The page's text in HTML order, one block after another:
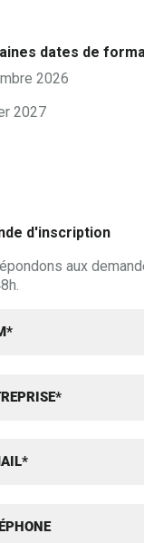
dates de
2026
2027
d'inscription
aux